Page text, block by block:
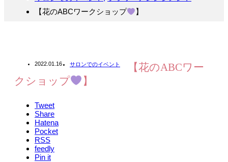
【花のABCワークショップ
】
2022.01.16 サロンでのイベント
【花のABCワー
クショップ
】
Tweet
Share
Hatena
Pocket
RSS
feedly
Pin it